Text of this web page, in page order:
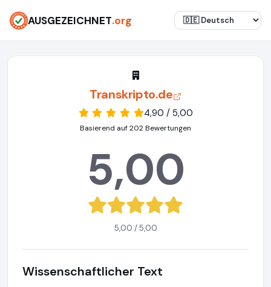
AUSGEZEICHNET.org
Transkripto.de
4,90 / 5,00
Basierend auf 202 Bewertungen
5,00
5,00 / 5,00
Wissenschaftlicher Text